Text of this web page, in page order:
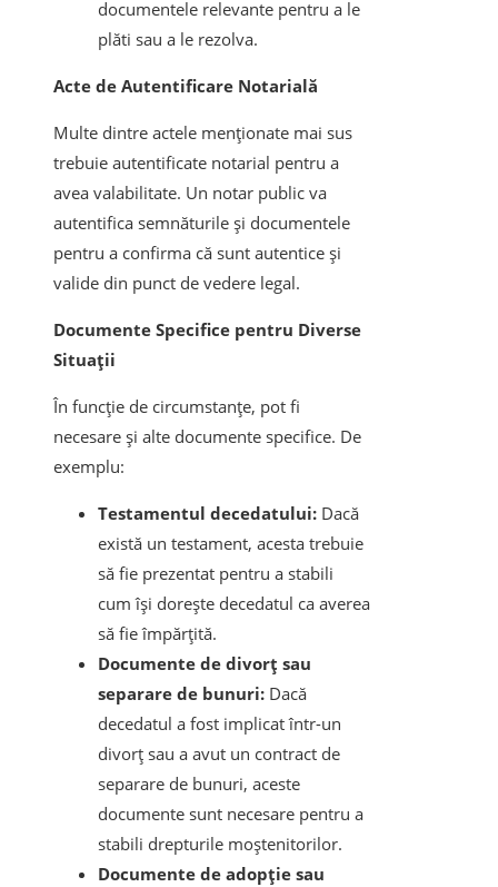
documentele relevante pentru a le
plăti sau a le rezolva.
Acte de Autentificare Notarială
Multe dintre actele menționate mai sus
trebuie autentificate notarial pentru a
avea valabilitate. Un notar public va
autentifica semnăturile și documentele
pentru a confirma că sunt autentice și
valide din punct de vedere legal.
Documente Specifice pentru Diverse
Situații
În funcție de circumstanțe, pot fi
necesare și alte documente specifice. De
exemplu:
Testamentul decedatului: Dacă
există un testament, acesta trebuie
să fie prezentat pentru a stabili
cum își dorește decedatul ca averea
să fie împărțită.
Documente de divorț sau
separare de bunuri: Dacă
decedatul a fost implicat într-un
divorț sau a avut un contract de
separare de bunuri, aceste
documente sunt necesare pentru a
stabili drepturile moștenitorilor.
Documente de adopție sau